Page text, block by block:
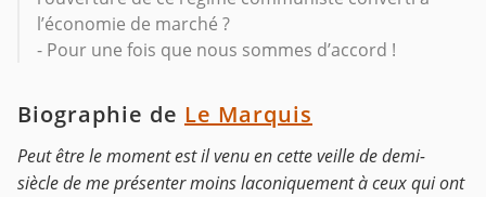
l’économie de marché ?
- Pour une fois que nous sommes d’accord !
Biographie de Le Marquis
Peut être le moment est il venu en cette veille de demi-
siècle de me présenter moins laconiquement à ceux qui ont